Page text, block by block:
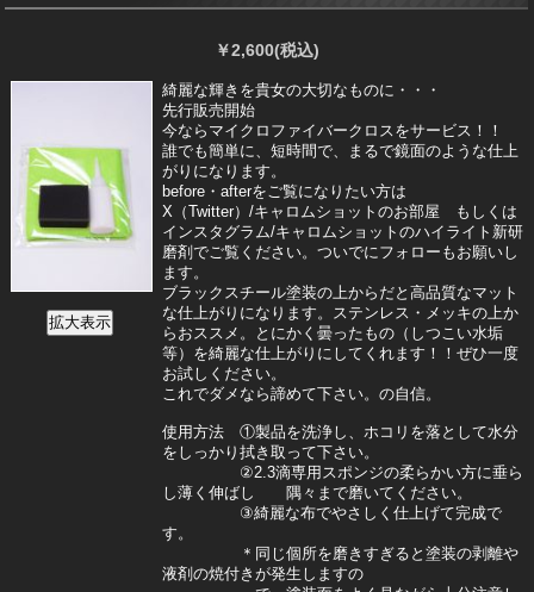
￥2,600(税込)
綺麗な輝きを貴女の大切なものに・・・
先行販売開始
今ならマイクロファイバークロスをサービス！！
誰でも簡単に、短時間で、まるで鏡面のような仕上
がりになります。
before・afterをご覧になりたい方は
X（Twitter）/キャロムショットのお部屋 もしくは
インスタグラム/キャロムショットのハイライト新研
磨剤でご覧ください。ついでにフォローもお願いし
ます。
ブラックスチール塗装の上からだと高品質なマット
な仕上がりになります。ステンレス・メッキの上か
らおススメ。とにかく曇ったもの（しつこい水垢
等）を綺麗な仕上がりにしてくれます！！ぜひ一度
お試しください。
これでダメなら諦めて下さい。の自信。
使用方法 ①製品を洗浄し、ホコリを落として水分
をしっかり拭き取って下さい。
②2.3滴専用スポンジの柔らかい方に垂ら
し薄く伸ばし 隅々まで磨いてください。
③綺麗な布でやさしく仕上げて完成で
す。
＊同じ個所を磨きすぎると塗装の剥離や
液剤の焼付きが発生しますの